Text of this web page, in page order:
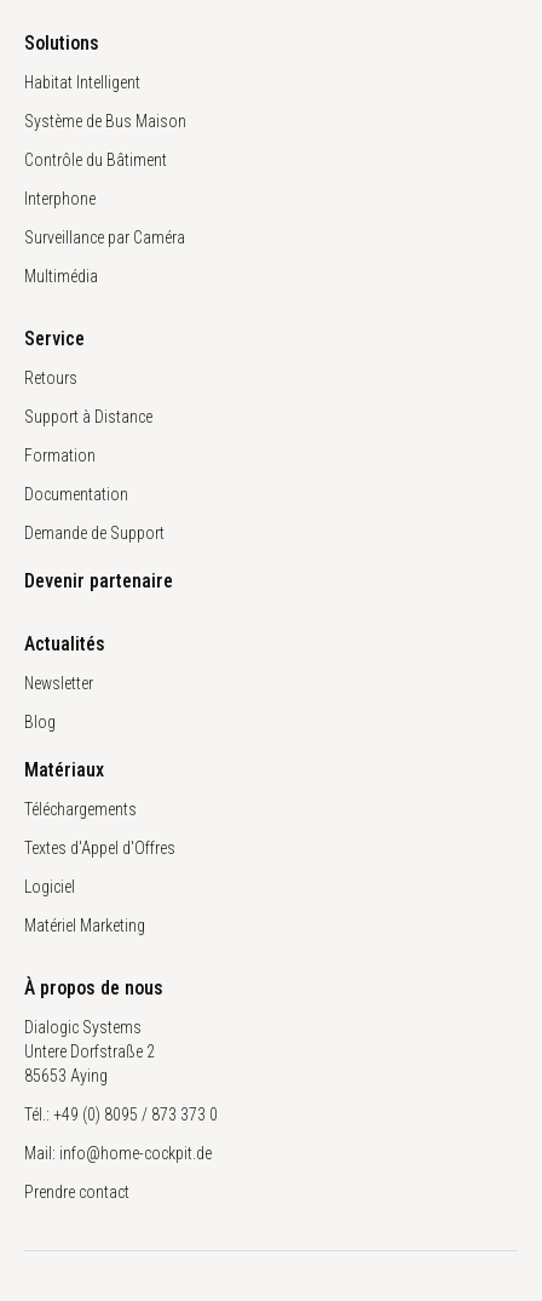
Solutions
Habitat Intelligent
Système de Bus Maison
Contrôle du Bâtiment
Interphone
Surveillance par Caméra
Multimédia
Service
Retours
Support à Distance
Formation
Documentation
Demande de Support
Devenir partenaire
Actualités
Newsletter
Blog
Matériaux
Téléchargements
Textes d'Appel d'Offres
Logiciel
Matériel Marketing
À propos de nous
Dialogic Systems
Untere Dorfstraße 2
85653 Aying
Tél.: +49 (0) 8095 / 873 373 0
Mail: info@home-cockpit.de
Prendre contact